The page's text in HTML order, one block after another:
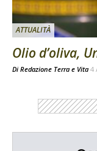
ATTUALITÀ
Olio d’oliva,
Di Redazione Terra e Vita 4